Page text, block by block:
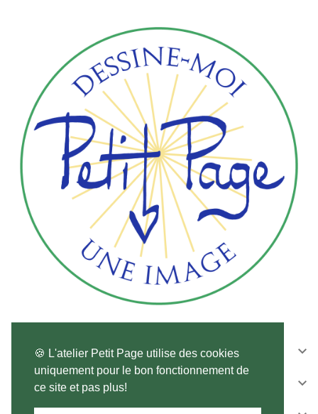
🍪 L'atelier Petit Page utilise des cookies
uniquement pour le bon fonctionnement de
ce site et pas plus!
CONTACTEZ-NOUS 
SUIVEZ-NOUS 